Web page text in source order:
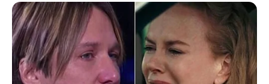
Bikin Ngakak, 10 Potret
Cosplay Murah Pakai Bahan
Seadanya